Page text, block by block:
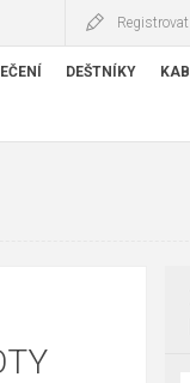
Registrovat
DEŠTNÍKY